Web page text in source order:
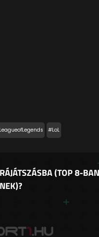
#LoL
(TOP 8-BAN